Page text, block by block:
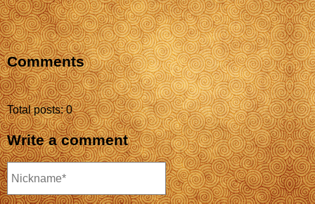
Comments
Total posts: 0
Write a comment